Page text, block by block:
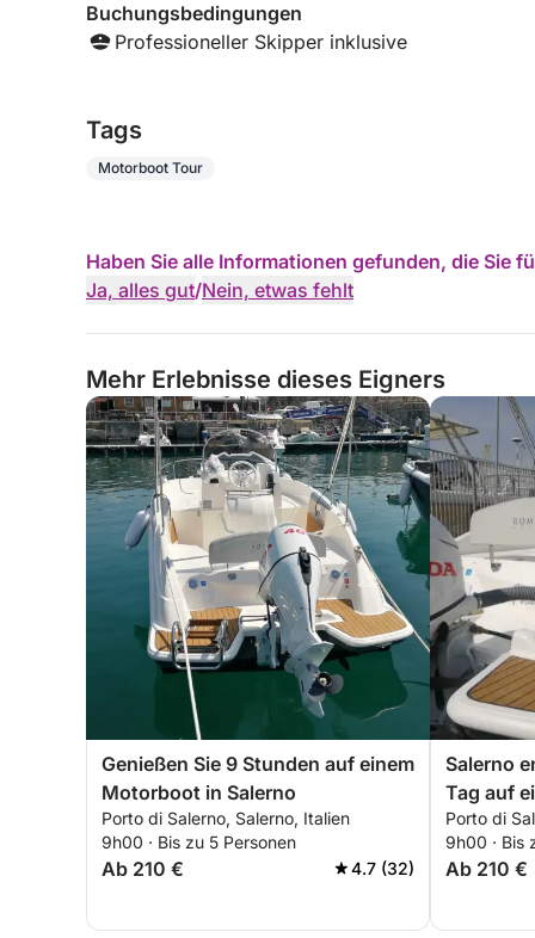
eine Stunde weniger. Ein schöner Tag, der aber
aufgrund des Streits ein etwas unschönes Ende
nahm.
Buchungsbedingungen
Professioneller Skipper inklusive
Tags
Motorboot Tour
Haben Sie alle Informationen gefunden, die Sie
Ja, alles gut/Nein, etwas fehlt
Mehr Erlebnisse dieses Eigners
Genießen Sie 9 Stunden auf einem
Motorboot in Salerno
Porto di Salerno, Salerno, Italien
9h00 · Bis zu 5 Personen
Ab 210 € 4.7 (32)
Salerno
Tag auf
Porto di
9h00 · Bis
Ab 210 €